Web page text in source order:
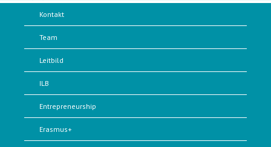
Kontakt
Team
Leitbild
ILB
Entrepreneurship
Erasmus+